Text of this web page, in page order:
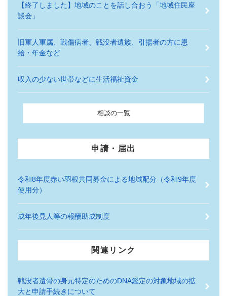
【終了しました】地域のことを話し合おう「地域住民座
談会」
旧軍人軍属、戦傷病者、戦没者遺族、引揚者の方に恩
給・年金など
収入の少ない世帯などに生活福祉資金
相談の一覧
申請・届出
令和8年度赤い羽根共同募金による地域配分（令和9年度
使用分）
成年後見人等の報酬助成制度
関連リンク
戦没者遺骨の身元特定のためのDNA鑑定の対象地域の拡
大と申請手続きについて